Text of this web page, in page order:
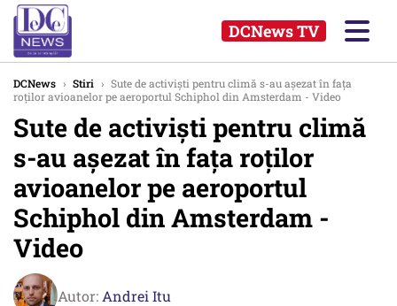
DCNews TV
DCNews › Stiri › Sute de activiști pentru climă s-au așezat în faţa
roţilor avioanelor pe aeroportul Schiphol din Amsterdam - Video
Sute de activiști pentru climă
s-au așezat în faţa roţilor
avioanelor pe aeroportul
Schiphol din Amsterdam -
Video
Autor: Andrei Itu